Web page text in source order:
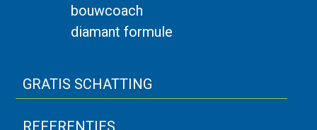
bouwcoach
diamant formule
GRATIS SCHATTING